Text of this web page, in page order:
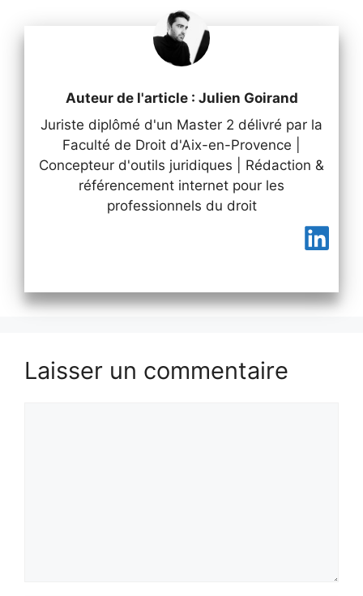
Auteur de l'article : Julien Goirand
Juriste diplômé d'un Master 2 délivré par la
Faculté de Droit d'Aix-en-Provence |
Concepteur d'outils juridiques | Rédaction &
référencement internet pour les
professionnels du droit
Laisser un commentaire